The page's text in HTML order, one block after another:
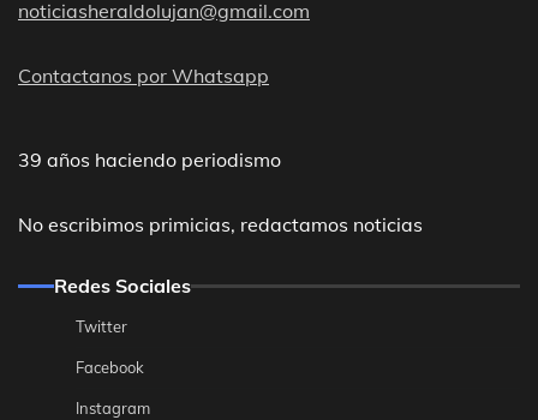
noticiasheraldolujan@gmail.com
Contactanos por Whatsapp
39 años haciendo periodismo
No escribimos primicias, redactamos noticias
Redes Sociales
Twitter
Facebook
Instagram